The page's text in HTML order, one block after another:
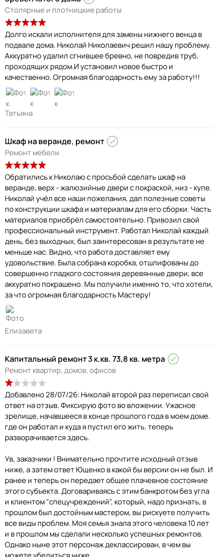
Столярные и плотницкие работы
Долго искали исполнителя для замены нижнего венца в
подвале дома. Николай Николаевич решил нашу проблему.
Аккуратно удалил сгнившее бревно, не повредив труб,
проходящих рядом.И установил новое быстро и
качественно. Огромная благодарность ему за работу!!!
Татьяна
Шкаф на веранде, ремонт
Ремонт мебели
Обратились к Николаю с просьбой сделать шкаф на
веранде, верх - жалюзийные двери с покраской, низ - купе.
Николай учёл все наши пожелания, дал полезные советы
по конструкции шкафа и материалам для его сборки. Часть
материалов приобрёл самостоятельно. Привозил свой
профессиональный инструмент. Работал Николай каждый
день, без выходных, был заинтересован в результате не
меньше нас. Видно, что работа доставляет ему
удовольствие. Была собрана коробка, отшлифованы до
совершенно гладкого состояния деревянные двери, все
аккуратно покрашено. Мы получили именно то, что хотели,
за что огромная благодарность Мастеру!
Елизавета
Капитальный ремонт 3 к.кв. 73,8 кв. метра
Ремонт квартир, домов, офисов
Добавлено 28/07/26: Николай второй раз переписал свой
ответ на отзыв. Фиксирую фото во вложении. Ужасное
зрелище, начавшееся в конце прошлого года в моем доме.
где он работал и куда я пустил его жить. теперь
разворачивается здесь.
Ув, заказчики ! Внимательно прочтите исходный отзыв
ниже, а затем ответ Ющенко в какой бы версии он не был. И
ранее и теперь он передает общее плачевное состояние
этого субъекта. Договариваясь с этим банкротом без угла
и клиентом "спецучреждений", который, надо признать, в
прошлом был достойным мастером, вы рискуете получить
все виды проблем. Моя семья знала этого человека 10 лет
и в прошлом мы сделали несколько успешных ремонтов.
Однако ныне этот персонаж деклассирован, в чем вы